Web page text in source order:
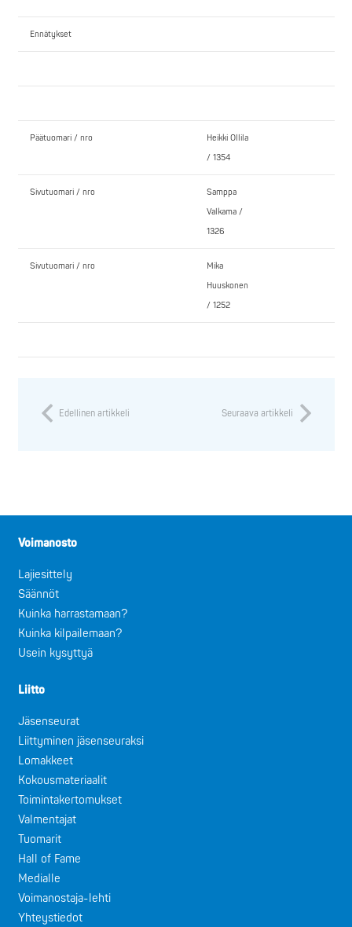
Ennätykset
Päätuomari / nro
Heikki Ollila
/ 1354
Sivutuomari / nro
Samppa
Valkama /
1326
Sivutuomari / nro
Mika
Huuskonen
/ 1252
Edellinen artikkeli Seuraava artikkeli
Voimanosto
Lajiesittely
Säännöt
Kuinka harrastamaan?
Kuinka kilpailemaan?
Usein kysyttyä
Liitto
Jäsenseurat
Liittyminen jäsenseuraksi
Lomakkeet
Kokousmateriaalit
Toimintakertomukset
Valmentajat
Tuomarit
Hall of Fame
Medialle
Voimanostaja-lehti
Yhteystiedot